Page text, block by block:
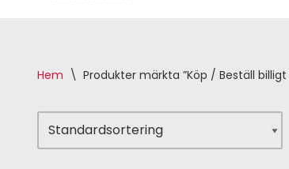
Hem \ Produkter märkta ”Köp / Beställ